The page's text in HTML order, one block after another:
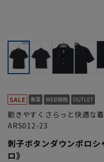
動きやすくさらっと快適な
ARS012-23
刺子ボタンダウンポロ
ロ》